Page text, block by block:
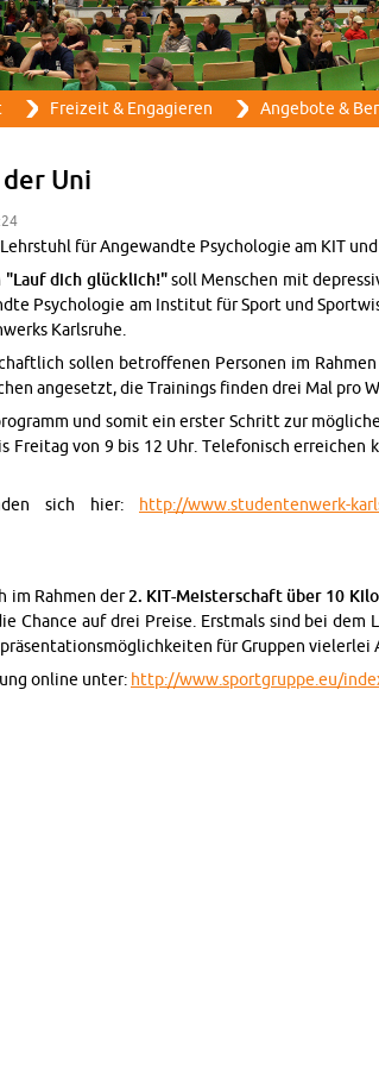
Direkt zum
Frei­zeit & En­ga­gie­ren An­ge­bo­te &
Uni
für An­ge­wand­te Psy­cho­lo­gie am KIT
"Lauf dich glück­lich!"soll Men­schen mit
Psy­cho­lo­gie am In­sti­tut für Sport und
Karls­ru­he.
sol­len be­trof­fe­nen Per­so­nen im
an­ge­setzt, die Trai­nings fin­den drei Mal
und somit ein ers­ter Schritt zur
Frei­tag von 9 bis 12 Uhr. Te­le­fo­nisch er­rei­chen
sich hier:
http://​www.​stu​dent​enwe​rk-​
im Rah­men der2. KIT-Meis­ter­schaft über 10
Chan­ce auf drei Prei­se. Erst­mals sind bei
für Grup­pen vie­ler­lei
on­line unter: http://​www.​sportgruppe.​eu/​